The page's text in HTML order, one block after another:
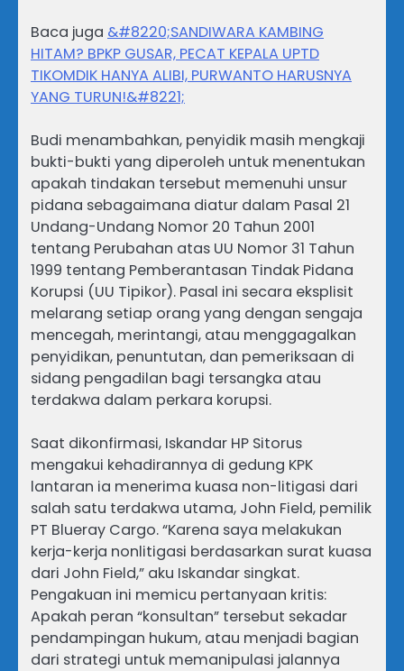
Baca juga &#8220;SANDIWARA KAMBING
HITAM? BPKP GUSAR, PECAT KEPALA UPTD
TIKOMDIK HANYA ALIBI, PURWANTO HARUSNYA
YANG TURUN!&#8221;
Budi menambahkan, penyidik masih mengkaji
bukti-bukti yang diperoleh untuk menentukan
apakah tindakan tersebut memenuhi unsur
pidana sebagaimana diatur dalam Pasal 21
Undang-Undang Nomor 20 Tahun 2001
tentang Perubahan atas UU Nomor 31 Tahun
1999 tentang Pemberantasan Tindak Pidana
Korupsi (UU Tipikor). Pasal ini secara eksplisit
melarang setiap orang yang dengan sengaja
mencegah, merintangi, atau menggagalkan
penyidikan, penuntutan, dan pemeriksaan di
sidang pengadilan bagi tersangka atau
terdakwa dalam perkara korupsi.
Saat dikonfirmasi, Iskandar HP Sitorus
mengakui kehadirannya di gedung KPK
lantaran ia menerima kuasa non-litigasi dari
salah satu terdakwa utama, John Field, pemilik
PT Blueray Cargo. “Karena saya melakukan
kerja-kerja nonlitigasi berdasarkan surat kuasa
dari John Field,” aku Iskandar singkat.
Pengakuan ini memicu pertanyaan kritis:
Apakah peran “konsultan” tersebut sekadar
pendampingan hukum, atau menjadi bagian
dari strategi untuk memanipulasi jalannya